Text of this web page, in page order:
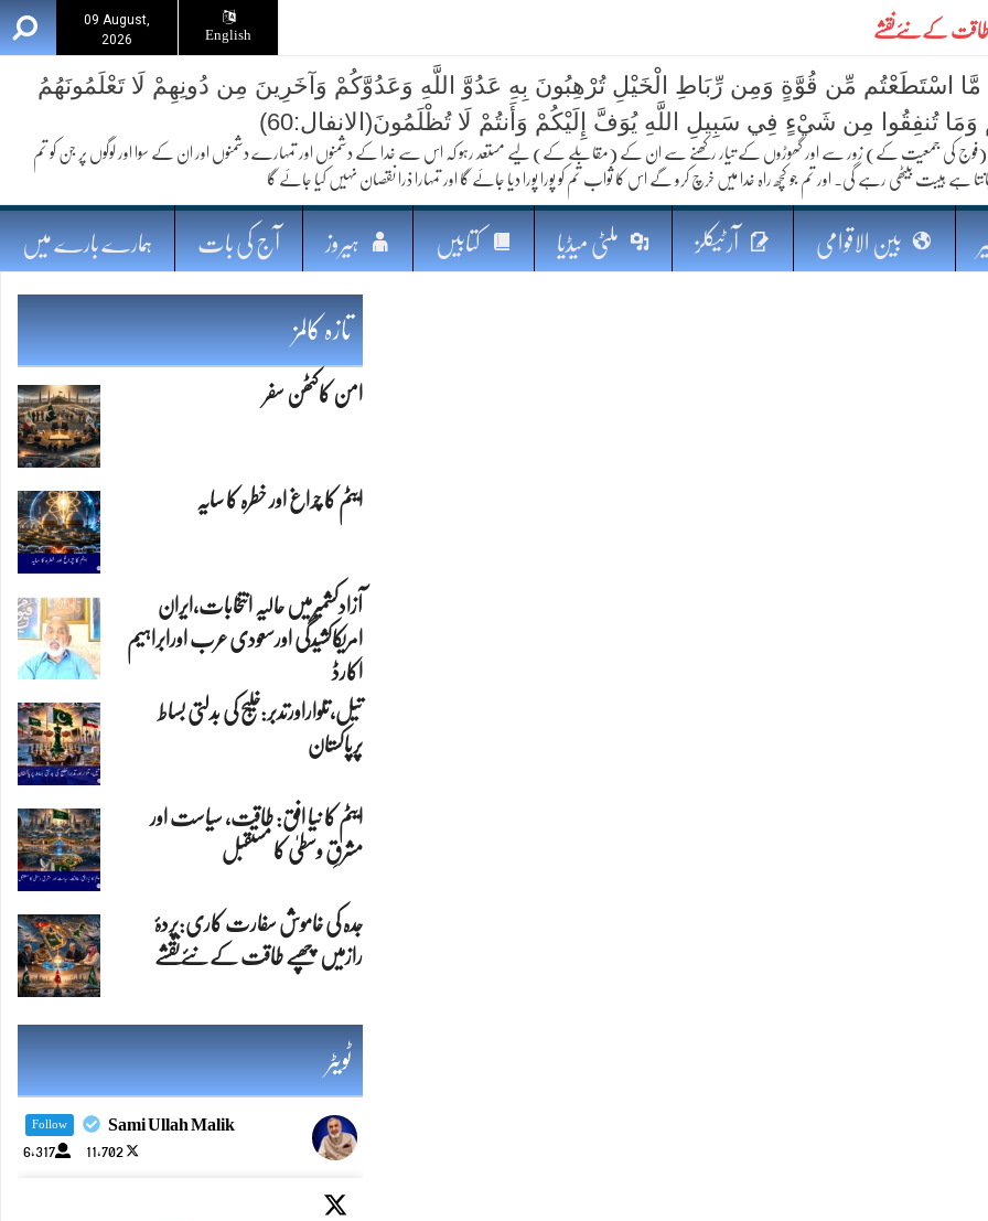
09 August,
2026
English طاقت کےنئےنقشے
مستقبل
مَّا اسْتَطَعْتُم مِّن قُوَّةٍ وَمِن رِّبَاطِ الْخَيْلِ تُرْهِبُونَ بِهِ عَدُوَّ اللَّهِ وَعَدُوَّكُمْ وَآخَرِينَ مِن دُونِهِمْ لَا تَعْلَمُونَهُمُ
وَمَا تُنفِقُوا مِن شَيْءٍ فِي سَبِيلِ اللَّهِ يُوَفَّ إِلَيْكُمْ وَأَنتُمْ لَا تُظْلَمُونَ(الانفال:60)
کی جمعیت کے) زور سے اور گھوڑوں کے تیار رکھنے سے ان کے (مقابلے کے) لیے مستعد رہو کہ اس سے خدا کے دشمنوں اور تمہارے دشمنوں اور ان کے سوا اور لوگوں پر جن کو تم
ہے ہیبت بیٹھی رہے گی۔ اور تم جو کچھ راہ خدا میں خرچ کرو گے اس کا ثواب تم کو پورا پورا دیا جائے گا اور تمہارا ذرا نقصان نہیں کیا جائے گا
بین الاقوامی آرٹیکلز ملٹی میڈیا کتابیں ہیروز آج کی بات ہمارے بارے میں
تازہ کالمز
جدہ کی خاموش سفارت کاری:پردۂ
رازمیں چھپے طاقت کےنئےنقشے
امن کاکٹھن سفر
ایٹم کا چراغ اور خطرہ کا سایہ
آزادکشمیرمیں حالیہ انتخابات،ایران
امریکاکشیدگی اورسعودی عرب اورابراہیم
اکارڈ
تیل،تلواراورتدبر:خلیج کی بدلتی بساط
پرپاکستان
ایٹم کا نیا افق: طاقت، سیاست اور
مشرقِ وسطیٰ کا مستقبل
ٹویٹر
Sami Ullah Malik
Follow
11,702
6,317